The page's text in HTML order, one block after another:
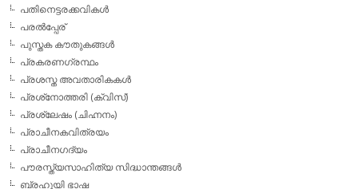
പതിനെട്ടരക്കവികള്‍
പരല്‍പ്പേര്
പുസ്തക കൗതുകങ്ങള്‍
പ്രകരണഗ്രന്ഥം
പ്രശസ്ത അവതാരികകള്‍
പ്രശ്‌നോത്തരി (ക്വിസ്)
പ്രശ്ലേഷം (ചിഹ്നനം)
പ്രാചീനകവിത്രയം
പ്രാചീനഗദ്യം
പൗരസ്ത്യസാഹിത്യ സിദ്ധാന്തങ്ങള്‍
ബ്രഹൂയി ഭാഷ